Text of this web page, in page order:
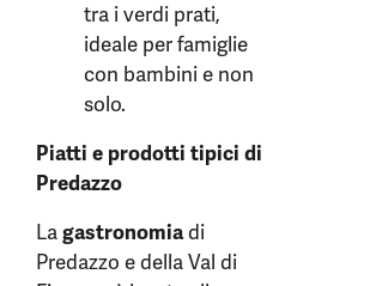
tra i verdi prati,
ideale per famiglie
con bambini e non
solo.
Piatti e prodotti tipici di
Predazzo
Lagastronomiadi
Predazzo e della Val di